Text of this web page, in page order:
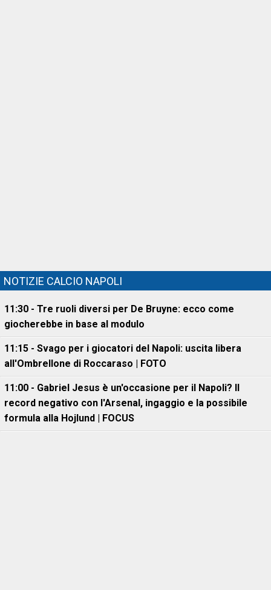
NOTIZIE CALCIO NAPOLI
11:30 - Tre ruoli diversi per De Bruyne: ecco come
giocherebbe in base al modulo
11:15 - Svago per i giocatori del Napoli: uscita libera
all'Ombrellone di Roccaraso | FOTO
11:00 - Gabriel Jesus è un'occasione per il Napoli? Il
record negativo con l'Arsenal, ingaggio e la possibile
formula alla Hojlund | FOCUS